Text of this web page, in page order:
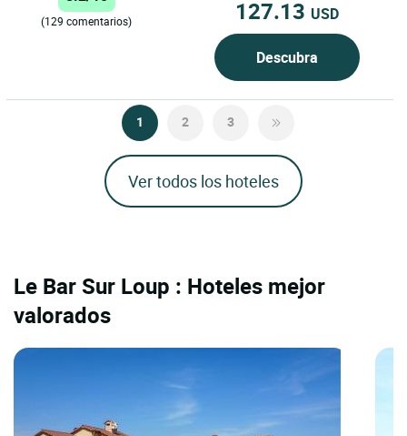
(129 comentarios) 127.13 USD
Descubra
1 2 3
Ver todos los hoteles
Le Bar Sur Loup : Hoteles mejor
valorados